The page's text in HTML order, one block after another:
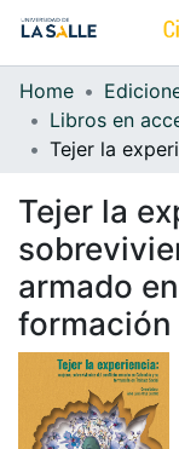
Communities &
All of DSpace
Home
Libros en
Tejer la
armado
formación